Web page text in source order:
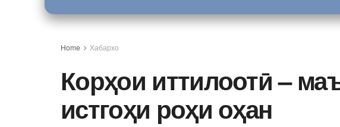
Home Хабархо
Корҳои иттилоотӣ –
истгоҳи роҳи оҳан